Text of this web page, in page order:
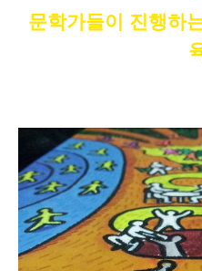
문학가들이 진행하